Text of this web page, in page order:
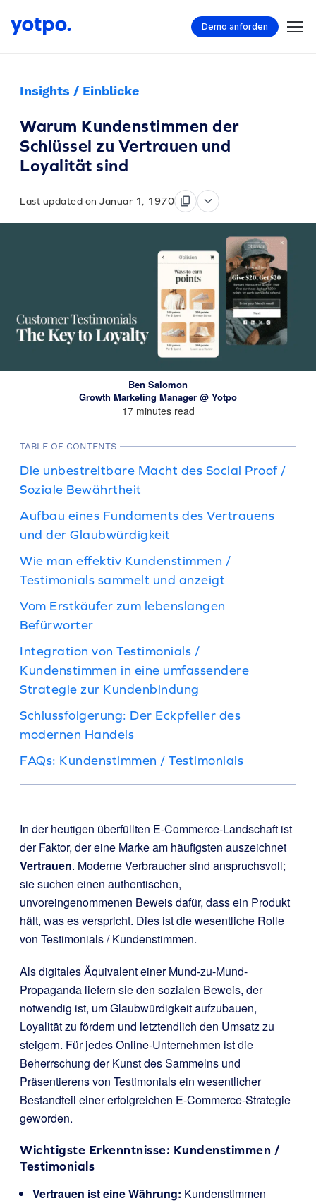
Demo anforden
Insights / Einblicke
Warum Kundenstimmen der
Schlüssel zu Vertrauen und
Loyalität sind
Last updated on Januar 1, 1970
Ben Salomon
Growth Marketing Manager @ Yotpo
17 minutes read
TABLE OF CONTENTS
Die unbestreitbare Macht des Social Proof /
Soziale Bewährtheit
Aufbau eines Fundaments des Vertrauens
und der Glaubwürdigkeit
Wie man effektiv Kundenstimmen /
Testimonials sammelt und anzeigt
Vom Erstkäufer zum lebenslangen
Befürworter
Integration von Testimonials /
Kundenstimmen in eine umfassendere
Strategie zur Kundenbindung
Schlussfolgerung: Der Eckpfeiler des
modernen Handels
FAQs: Kundenstimmen / Testimonials
In der heutigen überfüllten E-Commerce-Landschaft ist
der Faktor, der eine Marke am häufigsten auszeichnet
Vertrauen. Moderne Verbraucher sind anspruchsvoll;
sie suchen einen authentischen,
unvoreingenommenen Beweis dafür, dass ein Produkt
hält, was es verspricht. Dies ist die wesentliche Rolle
von Testimonials / Kundenstimmen.
Als digitales Äquivalent einer Mund-zu-Mund-
Propaganda liefern sie den sozialen Beweis, der
notwendig ist, um Glaubwürdigkeit aufzubauen,
Loyalität zu fördern und letztendlich den Umsatz zu
steigern. Für jedes Online-Unternehmen ist die
Beherrschung der Kunst des Sammelns und
Präsentierens von Testimonials ein wesentlicher
Bestandteil einer erfolgreichen E-Commerce-Strategie
geworden.
Wichtigste Erkenntnisse: Kundenstimmen /
Testimonials
Vertrauen ist eine Währung: Kundenstimmen